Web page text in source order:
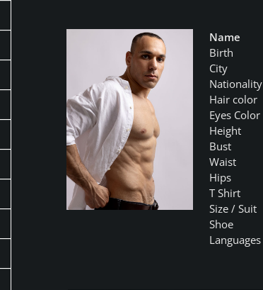
Name
Birth
City
Nationality
Hair color
Eyes Color
Height
Bust
Waist
Hips
T Shirt
Size / Suit
Shoe
Languages